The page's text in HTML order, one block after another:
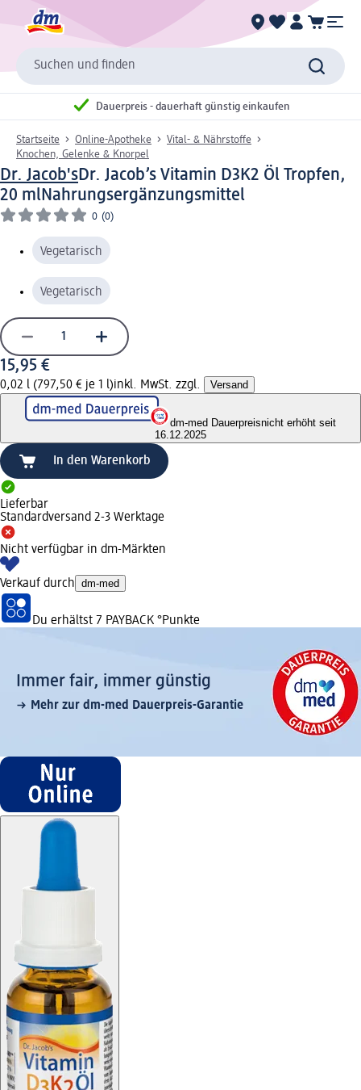
Suchen und finden
Dauerpreis - dauerhaft günstig einkaufen
Startseite Online-Apotheke
Vital- & Nährstoffe
Knochen, Gelenke & Knorpel
Dr. Jacob'sDr. Jacob’s Vitamin D3K2 Öl Tropfen,
20 mlNahrungsergänzungsmittel
0 (0)
Vegetarisch
Vegetarisch
15,95 €
0,02 l (797,50 € je 1 l)inkl. MwSt. zzgl. Versand
dm-med Dauerpreisnicht erhöht seit
16.12.2025
In den Warenkorb
Lieferbar
Standardversand 2-3 Werktage
Nicht verfügbar in dm-Märkten
Verkauf durch dm-med
Du erhältst 7 PAYBACK °Punkte
Immer fair,­ immer günstig
Mehr zur dm-med Dauerpreis-Garantie